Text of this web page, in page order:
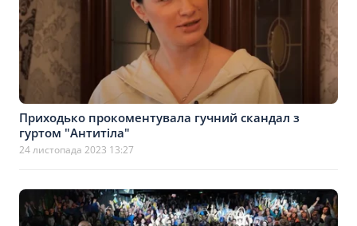
Приходько прокоментувала гучний скандал з
гуртом "Антитіла"
24 листопада 2023 13:27